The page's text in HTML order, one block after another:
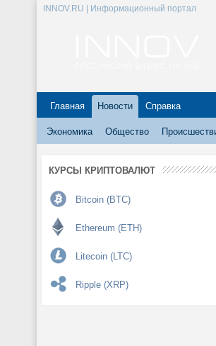
INNOV.RU | Информационный портал
Главная Новости Справка
Экономика Общество
КУРСЫ КРИПТОВАЛЮТ
Bitcoin (BTC)
Ethereum (ETH)
Litecoin (LTC)
Ripple (XRP)